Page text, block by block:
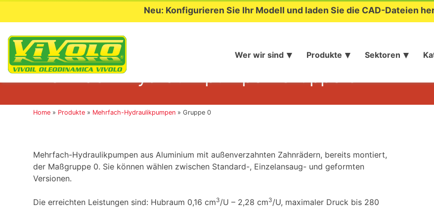
Skip
content
Neu: Konfigurieren Sie Ihr Modell und laden Sie die CAD-Dateien
Wer wir sind Produkte Sektoren
Mehrfach-Hydraulikpumpen Gruppe 0
Home » Produkte » Mehrfach-Hydraulikpumpen »Gruppe 0
Mehrfach-Hydraulikpumpen aus Aluminium mit außenverzahnten Zahnrädern, bereits montiert,
der Maßgruppe 0. Sie können wählen zwischen Standard-, Einzelansaug- und geformten
Versionen.
Die erreichten Leistungen sind: Hubraum 0,16 cm3/U – 2,28 cm3/U, maximaler Druck bis 280